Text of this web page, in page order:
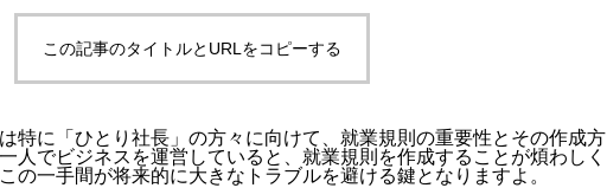
この記事のタイトルとURLをコピーする
特に「ひとり社長」の方々に向けて、就業規則の重要性とその作成方
人でビジネスを運営していると、就業規則を作成することが煩わしく
の一手間が将来的に大きなトラブルを避ける鍵となりますよ。